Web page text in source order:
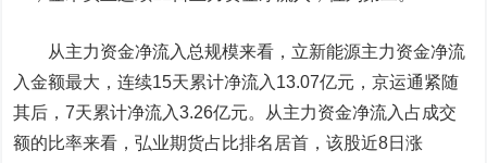
从主力资金净流入总规模来看， 立新能源主力资金净流
入金额最大，连续15天累计净流入13.07亿元，京运通紧随
其后，7天累计净流入3.26亿元。从主力资金净流入占成交
额的比率来看，弘业期货占比排名居首，该股近8日涨